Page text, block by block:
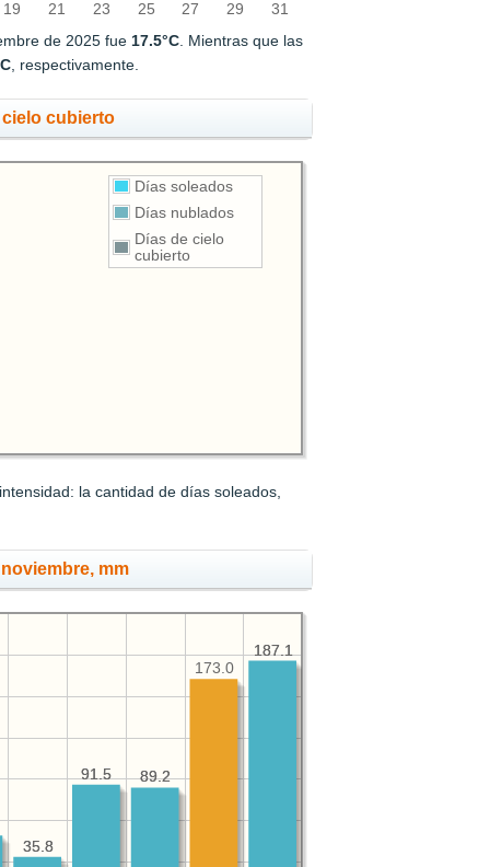
19 21 23 25 27 29 31
de 2025 fue 17.5°C . Mientras que las
, respectivamente.
cubierto
Días soleados
Días nublados
Días de cielo
cubierto
la cantidad de días soleados,
mm
187.1
89.2
91.5
35.8
187.1
173.0
89.2
91.5
35.8